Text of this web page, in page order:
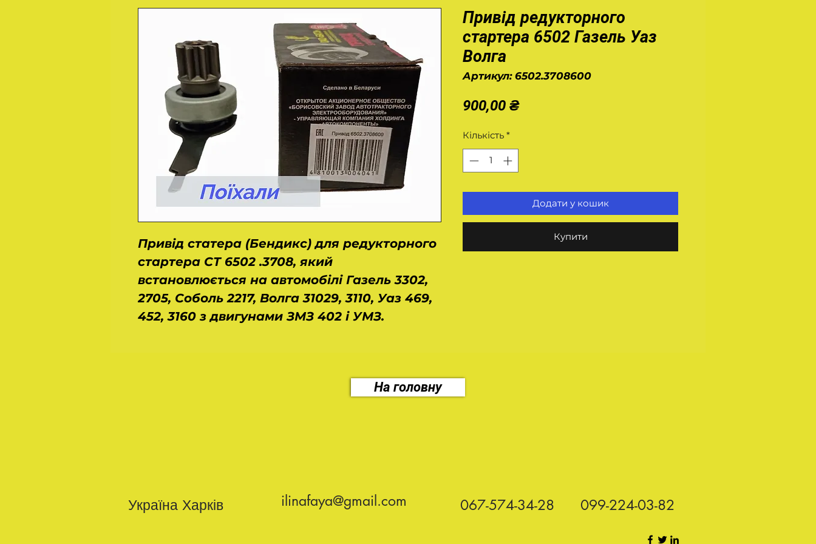
Привід статера (Бендикс) для редукторного
стартера СТ 6502 .3708, який
встановлюється на автомобілі Газель 3302,
2705, Соболь 2217, Волга 31029, 3110, Уаз 469,
452, 3160 з двигунами ЗМЗ 402 і УМЗ.
Привід редукторного
стартера 6502 Газель Уаз
Волга
Артикул: 6502.3708600
900,00 ₴Ціна
Кількість *
Додати у кошик
Купити
На головну
Україна Харків ilinafaya@gmail.com 067-574-34-28 099-224-03-82